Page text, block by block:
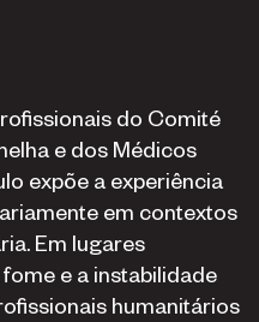
do Comité
e dos Médicos
expõe a experiência
em contextos
Em lugares
e a instabilidade
humanitários